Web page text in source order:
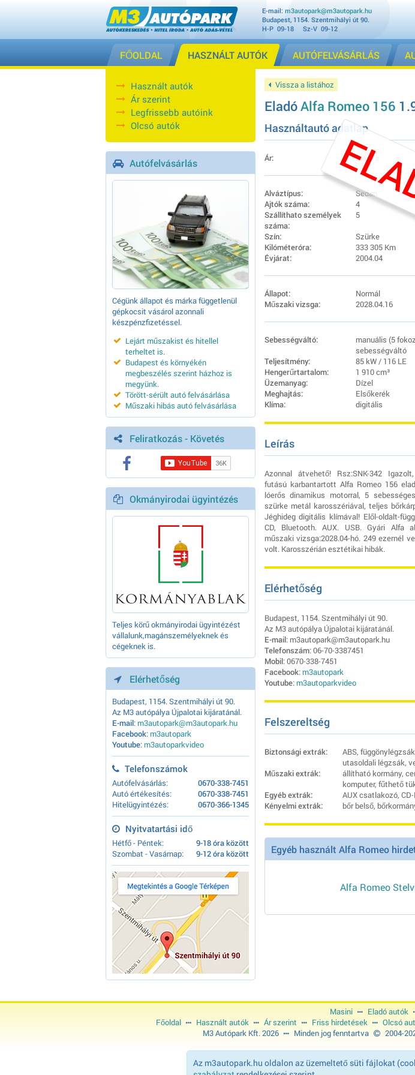
E-mail: m3autopark@m3autopark.hu
Budapest, 1154. Szentmihályi út 90.
H-P 09-18 Sz-V 09-12
FŐOLDAL HASZNÁLT AUTÓK AUTÓFELVÁSÁRLÁS
Használt autók
Ár szerint
Legfrissebb autóink
Olcsó autók
Autófelvásárlás
Cégünk állapot és márka függetlenül
gépkocsit vásárol azonnali
készpénzfizetéssel.
Lejárt műszakist és hitellel
terheltet is.
Budapest és környékén
megbeszélés szerint házhoz is
megyünk.
Törött-sérült autó felvásárlása
Műszaki hibás autó felvásárlása
Feliratkozás - Követés
Okmányirodai ügyintézés
Teljes körű okmányirodai ügyintézést
vállalunk,magánszemélyeknek és
cégeknek is.
Elérhetőség
Budapest, 1154. Szentmihályi út 90.
Az M3 autópálya Újpalotai kijáratánál.
E-mail: m3autopark@m3autopark.hu
Facebook: m3autopark
Youtube: m3autoparkvideo
Telefonszámok
Autófelvásárlás:
0670-338-7451
Autó értékesítés:
0670-338-7451
Hitelügyintézés:
0670-366-1345
Nyitvatartási idő
Hétfő - Péntek:
9-18 óra között
Szombat - Vasárnap:
9-12 óra között
Vissza a listához
EladóAlfa Romeo 156
Használtautó adatlap
Ár: Eladva
Alváztípus:
Sedan
Ajtók száma:
4
Szállíthato személyek
száma:
5
Szín:
Szürke
Kilóméteróra:
333 305 Km
Évjárat:
2004.04
Állapot:
Normál
Műszaki vizsga:
2028.04.16
Sebességváltó:
manuális (5
sebességváltó
Teljesítmény:
85 kW / 116 LE
Hengerűrtartalom:
1 910 cm³
Üzemanyag:
Dízel
Meghajtás:
Elsőkerék
Klíma:
digitális
Leírás
Azonnal átvehető! Rsz:SNK-342
futású karbantartott Alfa Romeo 156
lóerős dinamikus motorral, 5
szürke metál karosszériával, teljes
Jéghideg digitális klímával! Elől-oldalt-
CD, Bluetooth. AUX. USB. Gyári Alfa
műszaki vizsga:2028.04-hó. 249 ezernél
volt. Karosszérián esztétikai hibák.
Elérhetőség
Budapest, 1154. Szentmihályi út 90.
Az M3 autópálya Újpalotai kijáratánál.
E-mail: m3autopark@m3autopark.hu
Telefonszám: 06-70-3387451
Mobil: 0670-338-7451
Facebook: m3autopark
Youtube: m3autoparkvideo
Felszereltség
Biztonsági extrák:
ABS,
utasoldali légzsák,
Műszaki extrák:
állítható kormány,
komputer, fűthető
Egyéb extrák:
AUX csatlakozó,
Kényelmi extrák:
bőr belső,
Egyéb használt Alfa Romeo
Alfa Romeo
Masini Eladó autók
Főoldal
Használt autók Ár szerint Friss hirdetések Olcsó
M3 Autópark Kft. 2026
Minden jog fenntartva 2004-
Az m3autopark.hu oldalon az üzemeltető süti fájlokat